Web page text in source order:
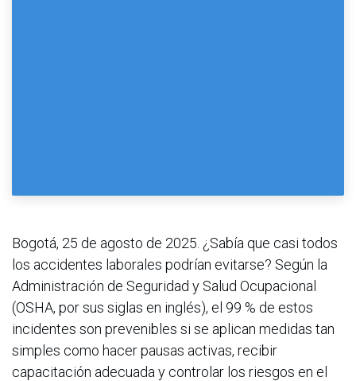
Bogotá, 25 de agosto de 2025. ¿Sabía que casi todos
los accidentes laborales podrían evitarse? Según la
Administración de Seguridad y Salud Ocupacional
(OSHA, por sus siglas en inglés), el 99 % de estos
incidentes son prevenibles si se aplican medidas tan
simples como hacer pausas activas, recibir
capacitación adecuada y controlar los riesgos en el